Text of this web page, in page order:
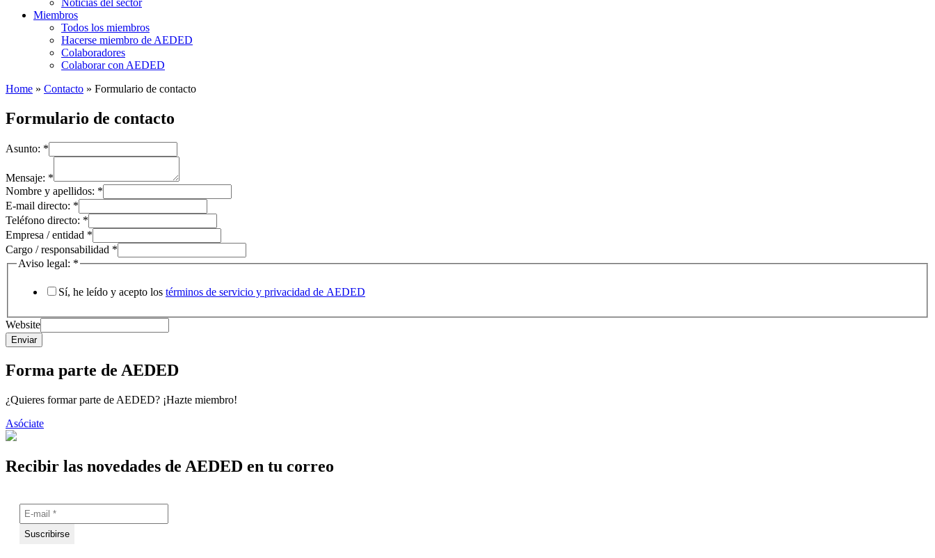
Noticias del sector
Miembros
Todos los miembros
Hacerse miembro de AEDED
Colaboradores
Colaborar con AEDED
Home » Contacto » Formulario de contacto
Formulario de contacto
Asunto: *
Mensaje: *
Nombre y apellidos: *
E-mail directo: *
Teléfono directo: *
Empresa / entidad *
Cargo / responsabilidad *
Aviso legal: *
Sí, he leído y acepto los términos de servicio y privacidad de AEDED
Website
Enviar
Forma parte de AEDED
¿Quieres formar parte de AEDED? ¡Hazte miembro!
Asóciate
Recibir las novedades de AEDED en tu correo